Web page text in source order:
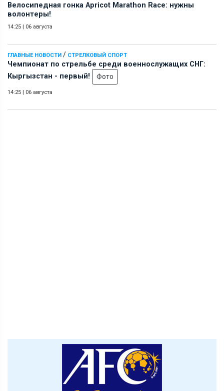
Велосипедная гонка Apricot Marathon Race: нужны
волонтеры!
14:25 | 06 августа
ГЛАВНЫЕ НОВОСТИ / СТРЕЛКОВЫЙ СПОРТ
Чемпионат по стрельбе среди военнослужащих СНГ:
Кыргызстан - первый!
Фото
14:25 | 06 августа